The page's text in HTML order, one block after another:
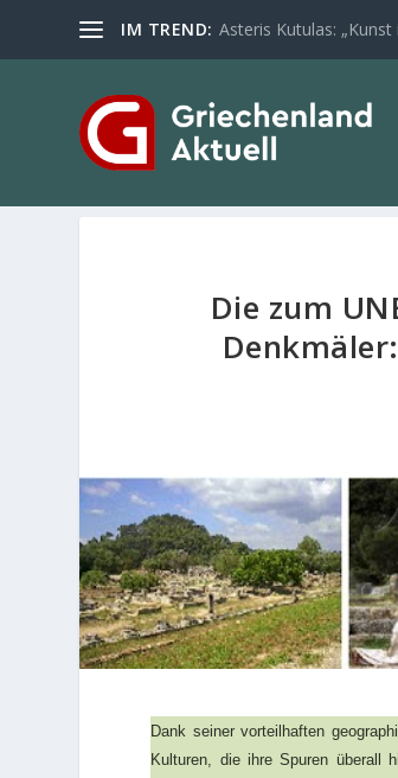
IM TREND: Asteris Kutulas:
Die zum
Dank seiner vorteilhaften
Kulturen, die ihre Spuren überall